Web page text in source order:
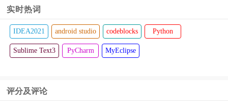
实时热词
IDEA2021 android studio codeblocks Python
Sublime Text3 PyCharm MyEclipse
评分及评论